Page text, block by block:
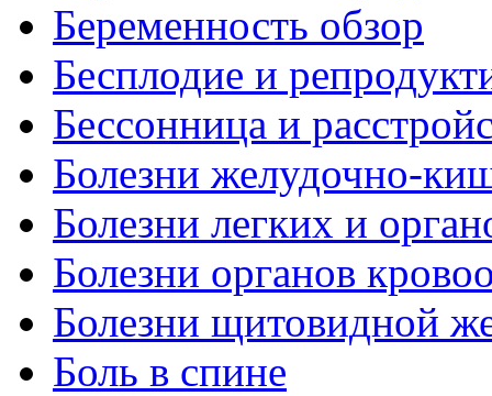
Беременность обзор
Бесплодие и
Бессонница и
Болезни желудочно-
Болезни легких и
Болезни органов
Болезни щитовидной
Боль в спине